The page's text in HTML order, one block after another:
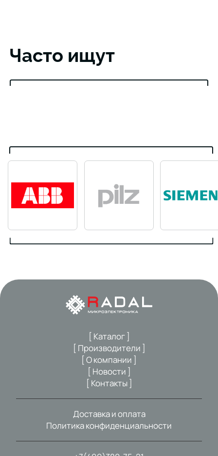
Часто ищут
[ Каталог ]
[ Производители ]
[ О компании ]
[ Новости ]
[ Контакты ]
Доставка и оплата
Политика конфиденциальности